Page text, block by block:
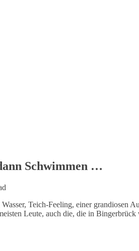
Schwimmen …
Teich-Feeling, einer grandiosen
Leute, auch die, die in